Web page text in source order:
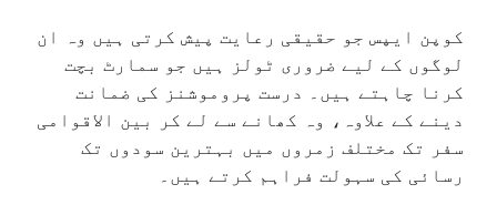
کوپن ایپس جو حقیقی رعایت پیش کرتی ہیں وہ ان
لوگوں کے لیے ضروری ٹولز ہیں جو سمارٹ بچت
کرنا چاہتے ہیں۔ درست پروموشنز کی ضمانت
دینے کے علاوہ، وہ کھانے سے لے کر بین الاقوامی
سفر تک مختلف زمروں میں بہترین سودوں تک
رسائی کی سہولت فراہم کرتے ہیں۔